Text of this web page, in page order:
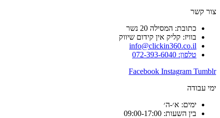
צור קשר
כתובת: המסילה 20 נשר
בוויז: קליק אין קידום שיווק
info@clickin360.co.il
טלפון: 072-393-6040
Facebook Instagram Tumblr
ימי עבודה
ימים: א׳-ה׳
בין השעות: 09:00-17:00